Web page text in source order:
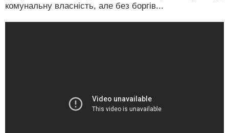
комунальну власність, але без боргів...